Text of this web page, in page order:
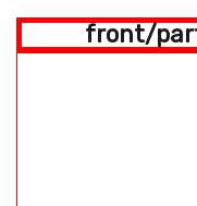
front/